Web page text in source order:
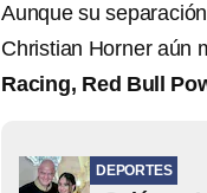
Aunque su
Christian Horner aún
Racing, Red Bull
DEPORTES